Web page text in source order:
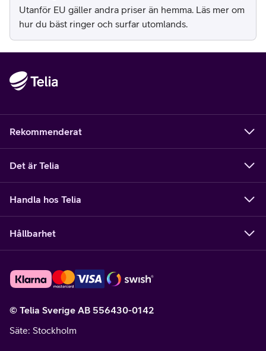
Utanför EU gäller andra priser än hemma. Läs mer om
hur du bäst ringer och surfar utomlands.
Rekommenderat
Det är Telia
Handla hos Telia
Hållbarhet
© Telia Sverige AB 556430-0142
Säte: Stockholm